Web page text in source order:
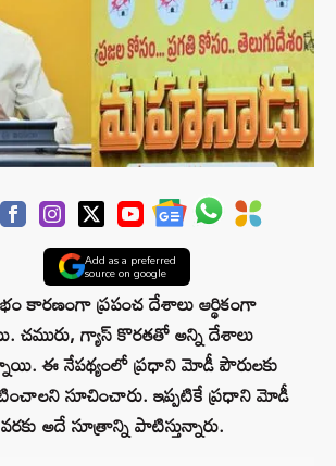
Add as a preferred
source on google
కారణంగా ప్రపంచ దేశాలు ఆర్థికంగా
చమురు, గ్యాస్ కొరతతో అన్ని దేశాలు
ఈ నేపథ్యంలో ప్రధాని మోడీ పౌరులకు
సూచించారు. ఇప్పటికే ప్రధాని మోడీ
అదే సూత్రాన్ని పాటిస్తున్నారు.